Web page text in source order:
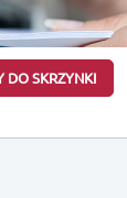
DO SKRZYNKI